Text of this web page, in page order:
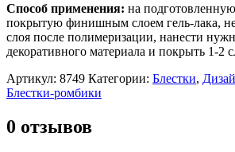
Способ применения: на
покрытую финишным слоем гель-лака,
слоя после полимеризации, нанести
декоративного материала и покрыть 1-2
Артикул: 8749 Категории: Блестки,
Блестки-ромбики
0 отзывов